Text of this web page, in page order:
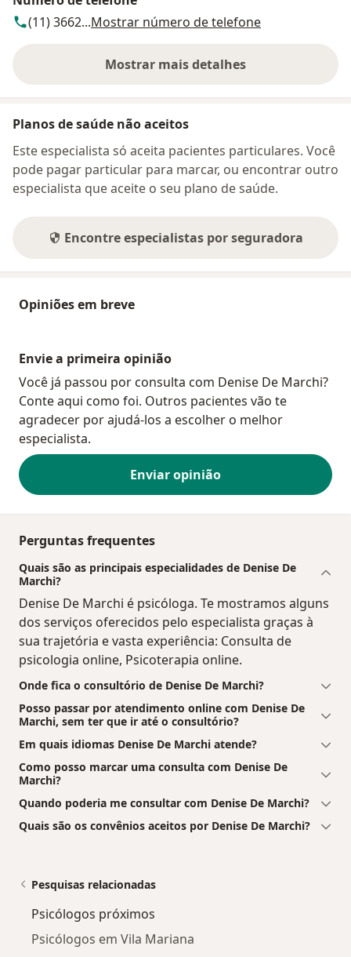
(11) 3662...Mostrar número de telefone
Mostrar mais detalhes
sobre o endereço
Planos de saúde não aceitos
Este especialista só aceita pacientes particulares. Você
pode pagar particular para marcar, ou encontrar outro
especialista que aceite o seu plano de saúde.
Encontre especialistas por seguradora
Opiniões em breve
Envie a primeira opinião
Você já passou por consulta com Denise De Marchi?
Conte aqui como foi. Outros pacientes vão te
agradecer por ajudá-los a escolher o melhor
especialista.
Enviar opinião
Perguntas frequentes
Quais são as principais especialidades de Denise De
Marchi?
Denise De Marchi é psicóloga. Te mostramos alguns
dos serviços oferecidos pelo especialista graças à
sua trajetória e vasta experiência: Consulta de
psicologia online, Psicoterapia online.
Onde fica o consultório de Denise De Marchi?
Posso passar por atendimento online com Denise De
Marchi, sem ter que ir até o consultório?
Em quais idiomas Denise De Marchi atende?
Como posso marcar uma consulta com Denise De
Marchi?
Quando poderia me consultar com Denise De Marchi?
Quais são os convênios aceitos por Denise De Marchi?
Pesquisas relacionadas
Psicólogos próximos
Psicólogos em Vila Mariana